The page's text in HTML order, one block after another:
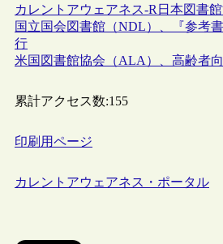
カレントアウェアネス-R 日本図書館
国立国会図書館（NDL）、『参考
行
米国図書館協会（ALA）、高齢者
累計アクセス数:155
印刷用ページ
カレントアウェアネス・ポータル